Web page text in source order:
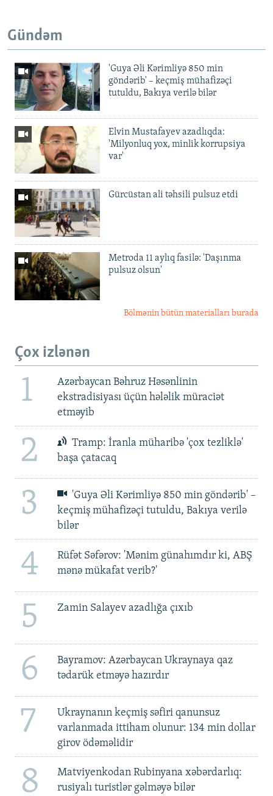
Gündəm
'Guya Əli Kərimliyə 850 min
göndərib' – keçmiş mühafizəçi
tutuldu, Bakıya verilə bilər
Elvin Mustafayev azadlıqda:
'Milyonluq yox, minlik korrupsiya
var'
Gürcüstan ali təhsili pulsuz etdi
Metroda 11 aylıq fasilə: 'Daşınma
pulsuz olsun'
Bölmənin bütün materialları burada
Çox izlənən
1
Azərbaycan Bəhruz Həsənlinin
ekstradisiyası üçün hələlik müraciət
etməyib
2
Tramp: İranla müharibə 'çox tezliklə'
başa çatacaq
3
'Guya Əli Kərimliyə 850 min göndərib' –
keçmiş mühafizəçi tutuldu, Bakıya verilə
bilər
4
Rüfət Səfərov: 'Mənim günahımdır ki, ABŞ
mənə mükafat verib?'
5 Zamin Salayev azadlığa çıxıb
6
Bayramov: Azərbaycan Ukraynaya qaz
tədarük etməyə hazırdır
7
Ukraynanın keçmiş səfiri qanunsuz
varlanmada ittiham olunur: 134 min dollar
girov ödəməlidir
8
Matviyenkodan Rubinyana xəbərdarlıq:
rusiyalı turistlər gəlməyə bilər